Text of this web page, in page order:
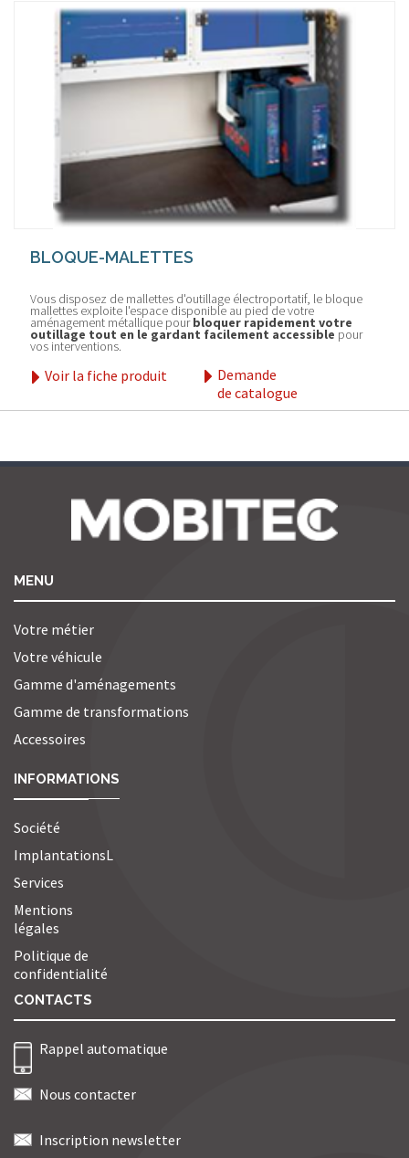
BLOQUE-MALETTES
Vous disposez de mallettes d'outillage électroportatif, le bloque
mallettes exploite l'espace disponible au pied de votre
aménagement métallique pourbloquer rapidement votre
outillage tout en le gardant facilement accessible pour
vos interventions.
Voir la fiche produit
Demande
de catalogue
MENU
Votre métier
Votre véhicule
Gamme d'aménagements
Gamme de transformations
Accessoires
INFORMATIONS
Société
ImplantationsL
Services
Mentions
légales
Politique de
confidentialité
CONTACTS
Rappel automatique
Nous contacter
Inscription newsletter